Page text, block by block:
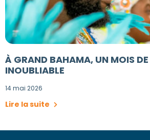
À GRAND BAHAMA, UN MOIS
INOUBLIABLE
14 mai 2026
Lire la suite